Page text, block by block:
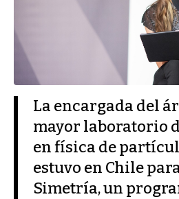
La encargada del
mayor laboratorio
en física de
estuvo en Chile
Simetría, un